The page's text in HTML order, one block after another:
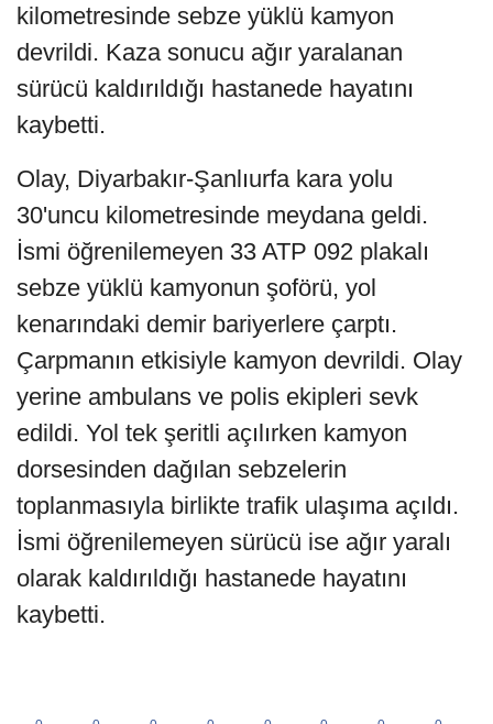
kilometresinde sebze yüklü kamyon
devrildi. Kaza sonucu ağır yaralanan
sürücü kaldırıldığı hastanede hayatını
kaybetti.
Olay, Diyarbakır-Şanlıurfa kara yolu
30'uncu kilometresinde meydana geldi.
İsmi öğrenilemeyen 33 ATP 092 plakalı
sebze yüklü kamyonun şoförü, yol
kenarındaki demir bariyerlere çarptı.
Çarpmanın etkisiyle kamyon devrildi. Olay
yerine ambulans ve polis ekipleri sevk
edildi. Yol tek şeritli açılırken kamyon
dorsesinden dağılan sebzelerin
toplanmasıyla birlikte trafik ulaşıma açıldı.
İsmi öğrenilemeyen sürücü ise ağır yaralı
olarak kaldırıldığı hastanede hayatını
kaybetti.